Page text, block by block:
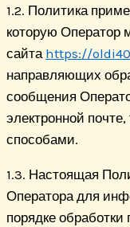
1.2. Политика
которую Оператор
сайта https://
направляющих
сообщения
электронной
способами.
1.3. Настоящая
Оператора для
порядке